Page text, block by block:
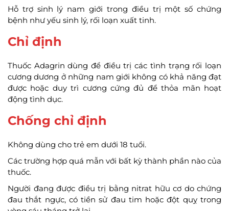
Hỗ trợ sinh lý nam giới trong điều trị một số chứng
bệnh như yếu sinh lý, rối loạn xuất tinh.
Chỉ định
Thuốc Adagrin dùng để điều trị các tình trạng rối loạn
cương dương ở những nam giới không có khả năng đạt
được hoặc duy trì cương cứng đủ để thỏa mãn hoạt
động tình dục.
Chống chỉ định
Không dùng cho trẻ em dưới 18 tuổi.
Các trường hợp quá mẫn với bất kỳ thành phần nào của
thuốc.
Người đang được điều trị bằng nitrat hữu cơ do chứng
đau thắt ngực, có tiền sử đau tim hoặc đột quỵ trong